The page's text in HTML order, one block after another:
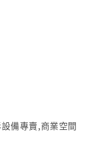
備專賣,商業空間